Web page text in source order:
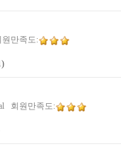
만족도:
회원만족도: